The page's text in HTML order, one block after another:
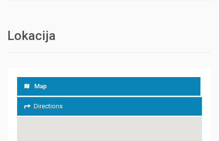
Lokacija
Map
Directions